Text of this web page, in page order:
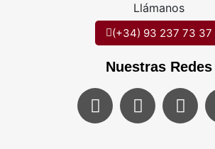
Llámanos
(+34) 93 237 73 37
Nuestras Redes